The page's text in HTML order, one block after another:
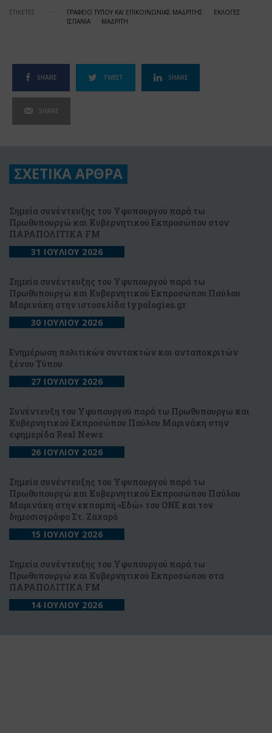
ΕΤΙΚΕΤΕΣ ΓΡΑΦΕΙΟ ΤΥΠΟΥ ΚΑΙ ΕΠΙΚΟΙΝΩΝΙΑΣ ΜΑΔΡΙΤΗΣ
ΕΚΛΟΓΕΣ
ΙΣΠΑΝΙΑ
ΜΑΔΡΙΤΗ
SHARE TWEET SHARE
SHARE
ΣΧΕΤΙΚΑ ΑΡΘΡΑ
Σημεία συνέντευξης του Υφυπουργού παρά τω
Πρωθυπουργώ και Κυβερνητικού Εκπροσώπου στον
ΠΑΡΑΠΟΛΙΤΙΚΑ FM
31 ΙΟΥΛΙΟΥ 2026
Σημεία συνέντευξης του Υφυπουργού παρά τω
Πρωθυπουργώ και Κυβερνητικού Εκπροσώπου Παύλου
Μαρινάκη στην ιστοσελίδα typologies.gr
30 ΙΟΥΛΙΟΥ 2026
Ενημέρωση πολιτικών συντακτών και ανταποκριτών
ξένου Τύπου
27 ΙΟΥΛΙΟΥ 2026
Συνέντευξη του Υφυπουργού παρά τω Πρωθυπουργώ και
Κυβερνητικού Εκπροσώπου Παύλου Μαρινάκη στην
εφημερίδα Real News
26 ΙΟΥΛΙΟΥ 2026
Σημεία συνέντευξης του Υφυπουργού παρά τω
Πρωθυπουργώ και Κυβερνητικού Εκπροσώπου Παύλου
Μαρινάκη στην εκπομπή «Εδώ» του ONE και τον
δημοσιογράφο Στ. Ζαχαρό
15 ΙΟΥΛΙΟΥ 2026
Σημεία συνέντευξης του Υφυπουργού παρά τω
Πρωθυπουργώ και Κυβερνητικού Εκπροσώπου στα
ΠΑΡΑΠΟΛΙΤΙΚΑ FM
14 ΙΟΥΛΙΟΥ 2026